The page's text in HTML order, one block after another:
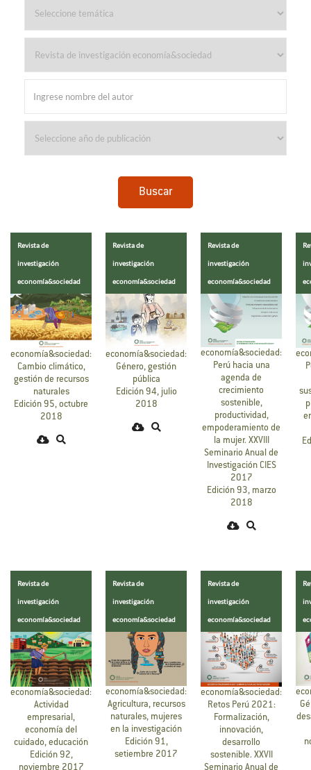
Buscar
Revista de
investigación
economía&sociedad
economía&sociedad:
Cambio climático,
gestión de recursos
naturales
Edición 95, octubre
2018
Revista de
investigación
economía&sociedad
economía&sociedad:
Género, gestión
pública
Edición 94, julio
2018
Revista de
investigación
economía&sociedad
economía&sociedad:
Perú hacia una
agenda de
crecimiento
sostenible,
productividad,
empoderamiento de
la mujer. XXVIII
Seminario Anual de
Investigación CIES
2017
Edición 93, marzo
2018
Revista de
investigación
economía&sociedad
economía&sociedad:
Actividad
empresarial,
economía del
cuidado, educación
Edición 92,
noviembre 2017
Revista de
investigación
economía&sociedad
economía&sociedad:
Agricultura, recursos
naturales, mujeres
en la investigación
Edición 91,
setiembre 2017
Revista de
investigación
economía&sociedad
economía&sociedad:
Retos Perú 2021:
Formalización,
innovación,
desarrollo
sostenible. XXVII
Seminario Anual de